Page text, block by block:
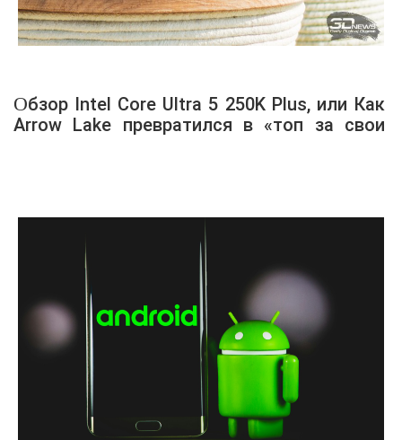
Обзор Intel Core Ultra 5 250K Plus, или Как
Arrow Lake превратился в «топ за свои